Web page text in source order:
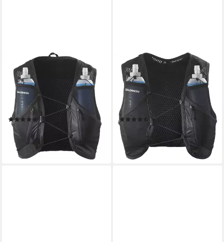
SALOMON
Trinkrucksack ACTIVE SKIN
12, mit Trinksystem inklusive,
Trinksystemvorbereitung bis
5 Liter
(4)
ab 104,99 € UVP 130,00 €
-19%
lieferbar - in 1-2 Werktagen bei dir
SALOMON
Trinkrucksack ACTIVE SKIN
4, Rucksack und Laufweste in
einem, mit Trinksystem
inklusive
(6)
99,99 €
lieferbar - in 1-2 Werktagen bei dir